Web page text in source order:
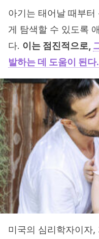
아기는 태어날 때부
게 탐색할 수 있도록
다. 이는 점진적으로,
발하는 데 도움이 된다.
미국의 심리학자이자,